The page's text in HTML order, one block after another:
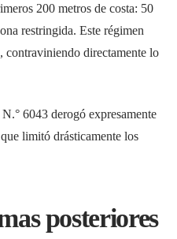
200 metros de costa: 50
restringida. Este régimen
contraviniendo directamente lo
6043 derogó expresamente
limitó drásticamente los
posteriores